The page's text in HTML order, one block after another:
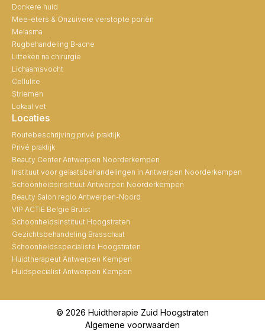
Donkere huid
Mee-eters & Onzuivere verstopte poriën
Melasma
Rugbehandeling B-acne
Litteken na chirurgie
Lichaamsvocht
Cellulite
Striemen
Lokaal vet
Locaties
Routebeschrijving privé praktijk
Privé praktijk
Beauty Center Antwerpen Noorderkempen
Instituut voor gelaatsbehandelingen in Antwerpen Noorderkempen
Schoonheidsinsittuut Antwerpen Noorderkempen
Beauty Salon regio Antwerpen-Noord
VIP ACTIE België Bruist
Schoonheidsinstituut Hoogstraten
Gezichtsbehandeling Brasschaat
Schoonheidsspecialiste Hoogstraten
Huidtherapeut Antwerpen Kempen
Huidspecialist Antwerpen Kempen
© 2026 Huidtherapie Zuid Hoogstraten
Algemene voorwaarden